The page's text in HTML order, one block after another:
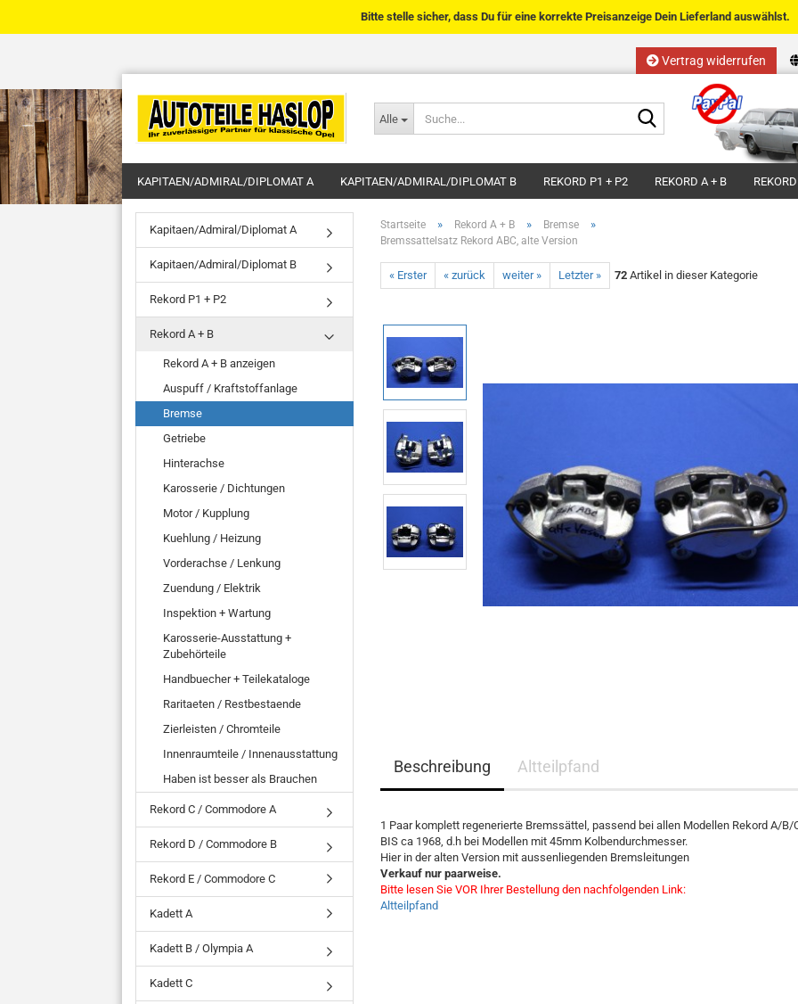
Vertrag widerrufen
Sprache auswählen
Lieferland
Passwort
Alle
Suche...
Bitte stelle sicher, dass Du für eine korrekte Preisanzeige Dein Lieferland auswählst.
KAPITAEN/ADMIRAL/DIPLOMAT A KAPITAEN/ADMIRAL/DIPLOMAT B REKORD P1 + P2 REKORD A + B
Startseite » Rekord A + B » Bremse »
Bremssattelsatz Rekord ABC, alte Version
« Erster « zurück weiter » Letzter » 72 Artikel in dieser Kategorie
Beschreibung Altteilpfand
1 Paar komplett regenerierte Bremssättel, passend bei allen Modellen Rekord A/B/
BIS ca 1968, d.h bei Modellen mit 45mm Kolbendurchmesser.
Hier in der alten Version mit aussenliegenden Bremsleitungen
Verkauf nur paarweise.
Bitte lesen Sie VOR Ihrer Bestellung den nachfolgenden Link:
Altteilpfand
Kapitaen/Admiral/Diplomat A
Kapitaen/Admiral/Diplomat B
Rekord P1 + P2
Rekord A + B
Rekord A + B anzeigen
Auspuff / Kraftstoffanlage
Bremse
Getriebe
Hinterachse
Karosserie / Dichtungen
Motor / Kupplung
Kuehlung / Heizung
Vorderachse / Lenkung
Zuendung / Elektrik
Inspektion + Wartung
Karosserie-Ausstattung +
Zubehörteile
Handbuecher + Teilekataloge
Raritaeten / Restbestaende
Zierleisten / Chromteile
Innenraumteile / Innenausstattung
Haben ist besser als Brauchen
Rekord C / Commodore A
Rekord D / Commodore B
Rekord E / Commodore C
Kadett A
Kadett B / Olympia A
Kadett C